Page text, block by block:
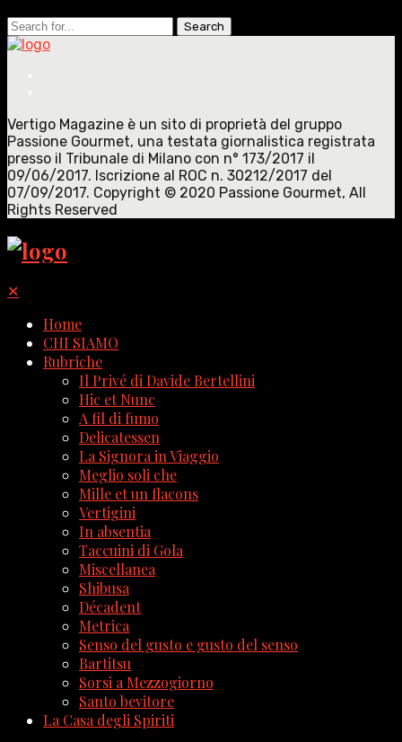
Search
for:
Vertigo Magazine è un sito di proprietà del gruppo
Passione Gourmet, una testata giornalistica registrata
presso il Tribunale di Milano con n° 173/2017 il
09/06/2017. Iscrizione al ROC n. 30212/2017 del
07/09/2017. Copyright © 2020 Passione Gourmet, All
Rights Reserved
✕
Home
CHI SIAMO
Rubriche
Il Privé di Davide Bertellini
Hic et Nunc
A fil di fumo
Delicatessen
La Signora in Viaggio
Meglio soli che
Mille et un flacons
Vertigini
In absentia
Taccuini di Gola
Miscellanea
Shibusa
Décadent
Metrica
Senso del gusto e gusto del senso
Bartitsu
Sorsi a Mezzogiorno
Santo bevitore
La Casa degli Spiriti